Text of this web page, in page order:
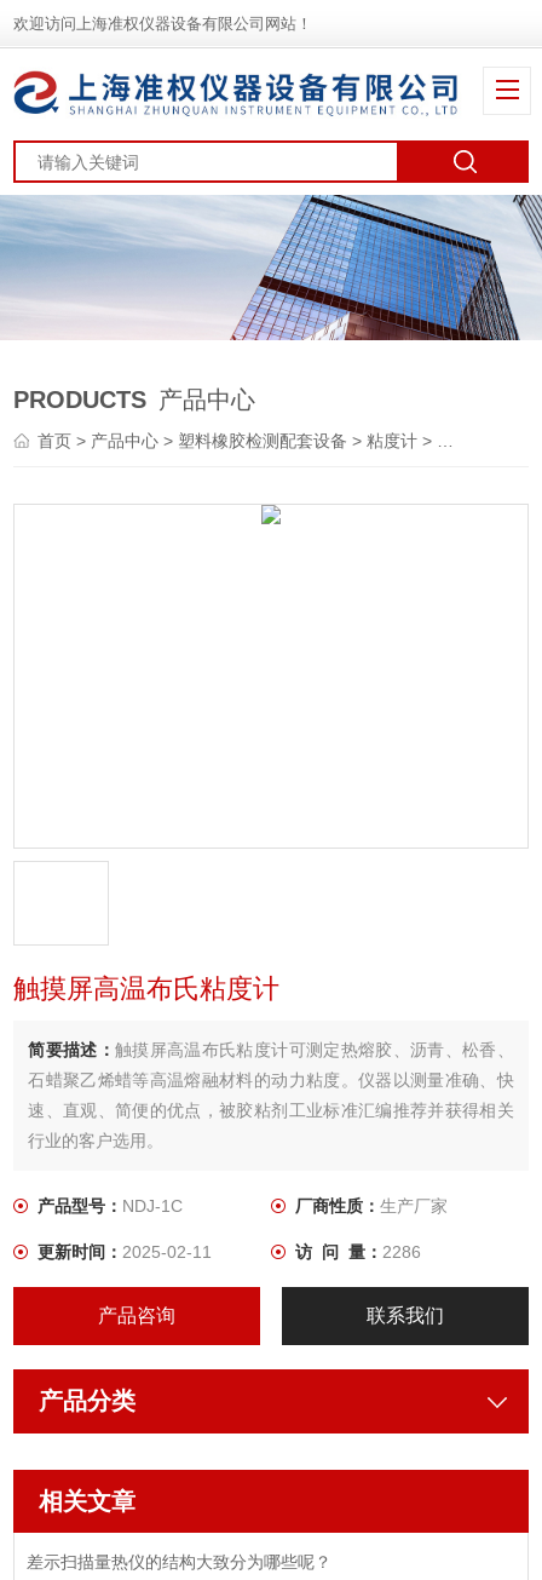
欢迎访问上海准权仪器设备有限公司网站！
PRODUCTS 产品中心
首页> 产品中心 > 塑料橡胶检测配套设备 >粘度计 > NDJ-1C触摸屏高温布氏粘度计
触摸屏高温布氏粘度计
简要描述： 触摸屏高温布氏粘度计可测定热熔胶、沥青、松香、
石蜡聚乙烯蜡等高温熔融材料的动力粘度。仪器以测量准确、快
速、直观、简便的优点，被胶粘剂工业标准汇编推荐并获得相关
行业的客户选用。
产品型号： NDJ-1C 厂商性质： 生产厂家
更新时间：2025-02-11 访 问 量： 2286
产品咨询 联系我们
产品分类
相关文章
差示扫描量热仪的结构大致分为哪些呢？